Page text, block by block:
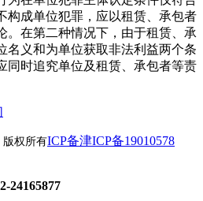
构成单位犯罪，应以租赁、承包者
。在第二种情况下，由于租赁、承
名义和为单位获取非法利益两个条
同时追究单位及租赁、承包者等责
版权所有ICP备津ICP备19010578
24165877